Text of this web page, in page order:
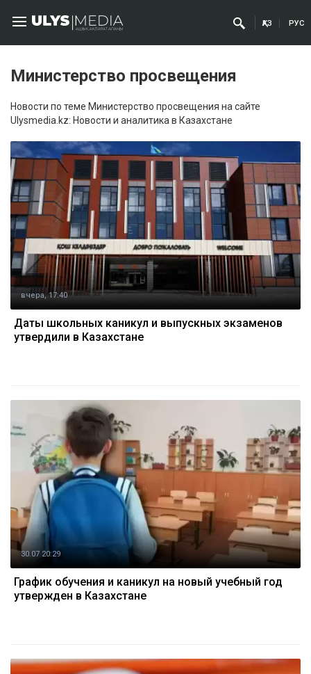
ҚАЗ РУС
Министерство просвещения
Новости по теме Министерство просвещения на сайте
Ulysmedia.kz: Новости и аналитика в Казахстане
вчера, 17:40
Даты школьных каникул и выпускных экзаменов
утвердили в Казахстане
30.07 20:29
График обучения и каникул на новый учебный год
утвержден в Казахстане